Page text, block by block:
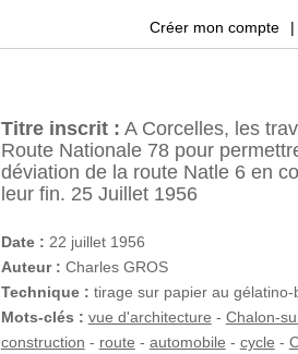
Créer mon compte |
Titre inscrit : A Corcelles, les
Route Nationale 78 pour
déviation de la route Natle 6 en
leur fin. 25 Juillet 1956
Date : 22 juillet 1956
Auteur : Charles GROS
Technique : tirage sur papier au
Mots-clés : vue d'architecture - Chalon-
construction - route - automobile - cycle -